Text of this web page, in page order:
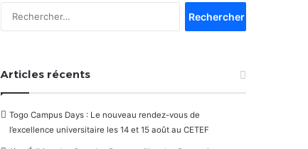
Articles récents
Togo Campus Days : Le nouveau rendez-vous de
l’excellence universitaire les 14 et 15 août au CETEF